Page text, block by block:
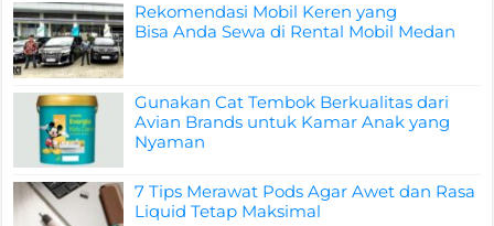
Rekomendasi Mobil Keren yang
Bisa Anda Sewa di Rental Mobil Medan
Gunakan Cat Tembok Berkualitas dari
Avian Brands untuk Kamar Anak yang
Nyaman
7 Tips Merawat Pods Agar Awet dan Rasa
Liquid Tetap Maksimal